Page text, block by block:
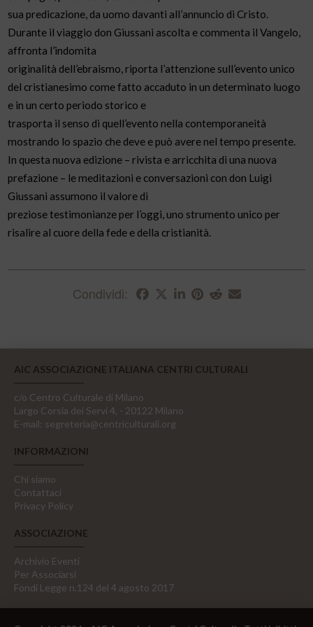
sua predicazione, da uomo davanti all’annuncio di Cristo.
Durante il viaggio don Giussani ascolta e commenta il Vangelo,
affronta l’indomita
originalità dell’ebraismo, riporta l’attenzione sull’evento unico
del cristianesimo come fatto accaduto in un determinato luogo
e in un certo periodo storico e
trasporta il senso di quell’evento nella contemporaneità
mostrando lo spazio che deve e può avere nel tempo presente.
In questa nuova edizione – rivista e arricchita di una nuova
prefazione – le meditazioni e conversazioni con don Luigi
Giussani assumono il valore di
preziose testimonianze per l’oggi, uno strumento unico per
risalire al cuore della fede e della cristianità.
Condividi:
AIC ASSOCIAZIONE ITALIANA CENTRI CULTURALI
c/o Centro Culturale di Milano
Largo Corsia dei Servi 4, - 20122 Milano
E-mail: segreteria@centriculturali.org
INFORMAZIONI
Chi siamo
Contattaci
Privacy Policy
ASSOCIAZIONE
Archivio Eventi
Per Associarsi
Fondi Legge n.124 del 4 agosto 2017